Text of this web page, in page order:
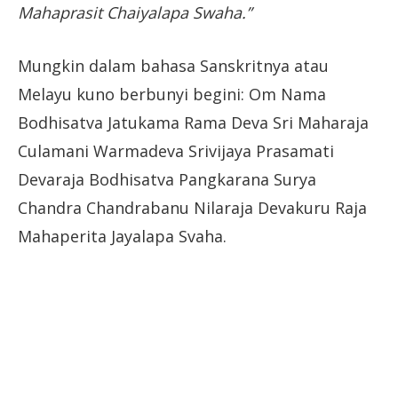
Mahaprasit Chaiyalapa Swaha.”
Mungkin dalam bahasa Sanskritnya atau
Melayu kuno berbunyi begini: Om Nama
Bodhisatva Jatukama Rama Deva Sri Maharaja
Culamani Warmadeva Srivijaya Prasamati
Devaraja Bodhisatva Pangkarana Surya
Chandra Chandrabanu Nilaraja Devakuru Raja
Mahaperita Jayalapa Svaha.